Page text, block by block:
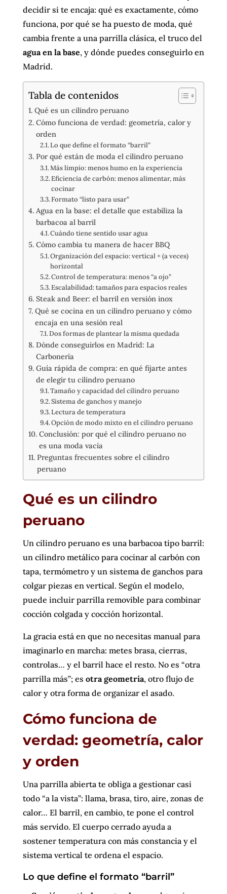
decidir si te encaja: qué es exactamente, cómo
funciona, por qué se ha puesto de moda, qué
cambia frente a una parrilla clásica, el truco del
agua en la base, y dónde puedes conseguirlo en
Madrid.
Tabla de contenidos
Qué es un cilindro peruano
Cómo funciona de verdad: geometría, calor y
orden
Lo que define el formato “barril”
Por qué están de moda el cilindro peruano
Más limpio: menos humo en la experiencia
Eficiencia de carbón: menos alimentar, más
cocinar
Formato “listo para usar”
Agua en la base: el detalle que estabiliza la
barbacoa al barril
Cuándo tiene sentido usar agua
Cómo cambia tu manera de hacer BBQ
Organización del espacio: vertical + (a veces)
horizontal
Control de temperatura: menos “a ojo”
Escalabilidad: tamaños para espacios reales
Steak and Beer: el barril en versión inox
Qué se cocina en un cilindro peruano y cómo
encaja en una sesión real
Dos formas de plantear la misma quedada
Dónde conseguirlos en Madrid: La
Carbonería
Guía rápida de compra: en qué fijarte antes
de elegir tu cilindro peruano
Tamaño y capacidad del cilindro peruano
Sistema de ganchos y manejo
Lectura de temperatura
Opción de modo mixto en el cilindro peruano
Conclusión: por qué el cilindro peruano no
es una moda vacía
Preguntas frecuentes sobre el cilindro
peruano
Qué es un cilindro
peruano
Un cilindro peruano es una barbacoa tipo barril:
un cilindro metálico para cocinar al carbón con
tapa, termómetro y un sistema de ganchos para
colgar piezas en vertical. Según el modelo,
puede incluir parrilla removible para combinar
cocción colgada y cocción horizontal.
La gracia está en que no necesitas manual para
imaginarlo en marcha: metes brasa, cierras,
controlas… y el barril hace el resto. No es “otra
parrilla más”; es otra geometría, otro flujo de
calor y otra forma de organizar el asado.
Cómo funciona de
verdad: geometría, calor
y orden
Una parrilla abierta te obliga a gestionar casi
todo “a la vista”: llama, brasa, tiro, aire, zonas de
calor… El barril, en cambio, te pone el control
más servido. El cuerpo cerrado ayuda a
sostener temperatura con más constancia y el
sistema vertical te ordena el espacio.
Lo que define el formato “barril”